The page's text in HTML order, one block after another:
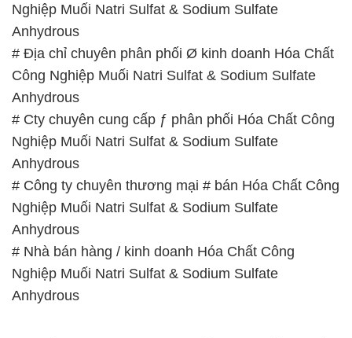
Nghiệp Muối Natri Sulfat & Sodium Sulfate
Anhydrous
# Địa chỉ chuyên phân phối Ø kinh doanh Hóa Chất
Công Nghiệp Muối Natri Sulfat & Sodium Sulfate
Anhydrous
# Cty chuyên cung cấp ƒ phân phối Hóa Chất Công
Nghiệp Muối Natri Sulfat & Sodium Sulfate
Anhydrous
# Công ty chuyên thương mại # bán Hóa Chất Công
Nghiệp Muối Natri Sulfat & Sodium Sulfate
Anhydrous
# Nhà bán hàng / kinh doanh Hóa Chất Công
Nghiệp Muối Natri Sulfat & Sodium Sulfate
Anhydrous